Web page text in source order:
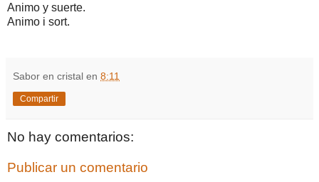
Animo y suerte.
Animo i sort.
Sabor en cristal en 8:11
Compartir
No hay comentarios:
Publicar un comentario